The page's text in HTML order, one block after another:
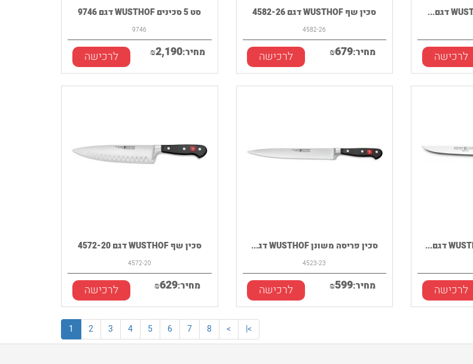
סט 5 סכינים WUSTHOF דגם 9746
9746
מחיר: ₪2,190 לרכישה
סכין שף WUSTHOF דגם 4582-26
4582-26
מחיר: ₪679 לרכישה לרכישה
סכין שף WUSTHOF דגם 4572-20
4572-20
מחיר: ₪629 לרכישה
סכין פריסה משונן WUSTHOF דג...
4523-23
מחיר: ₪599 לרכישה לרכישה
1 2 3 4 5 6 7 8 > >|